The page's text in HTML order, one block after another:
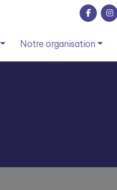
Notre organisation